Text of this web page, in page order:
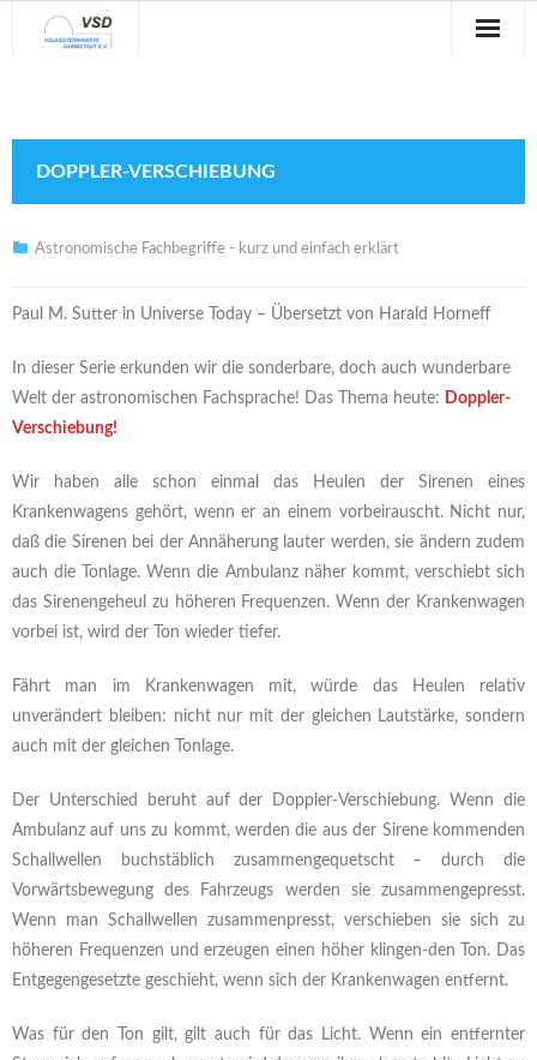
Veranstaltungen
Blog
Galerie
Anfahrt
DOPPLER-VERSCHIEBUNG
Astronomische Fachbegriffe - kurz und einfach erklärt
Paul M. Sutter in Universe Today – Übersetzt von Harald Horneff
In dieser Serie erkunden wir die sonderbare, doch auch wunderbare
Welt der astronomischen Fachsprache! Das Thema heute: Doppler-
Verschiebung!
Wir haben alle schon einmal das Heulen der Sirenen eines
Krankenwagens gehört, wenn er an einem vorbeirauscht. Nicht nur,
daß die Sirenen bei der Annäherung lauter werden, sie ändern zudem
auch die Tonlage. Wenn die Ambulanz näher kommt, verschiebt sich
das Sirenengeheul zu höheren Frequenzen. Wenn der Krankenwagen
vorbei ist, wird der Ton wieder tiefer.
Fährt man im Krankenwagen mit, würde das Heulen relativ
unverändert bleiben: nicht nur mit der gleichen Lautstärke, sondern
auch mit der gleichen Tonlage.
Der Unterschied beruht auf der Doppler-Verschiebung. Wenn die
Ambulanz auf uns zu kommt, werden die aus der Sirene kommenden
Schallwellen buchstäblich zusammengequetscht – durch die
Vorwärtsbewegung des Fahrzeugs werden sie zusammengepresst.
Wenn man Schallwellen zusammenpresst, verschieben sie sich zu
höheren Frequenzen und erzeugen einen höher klingen-den Ton. Das
Entgegengesetzte geschieht, wenn sich der Krankenwagen entfernt.
Was für den Ton gilt, gilt auch für das Licht. Wenn ein entfernter